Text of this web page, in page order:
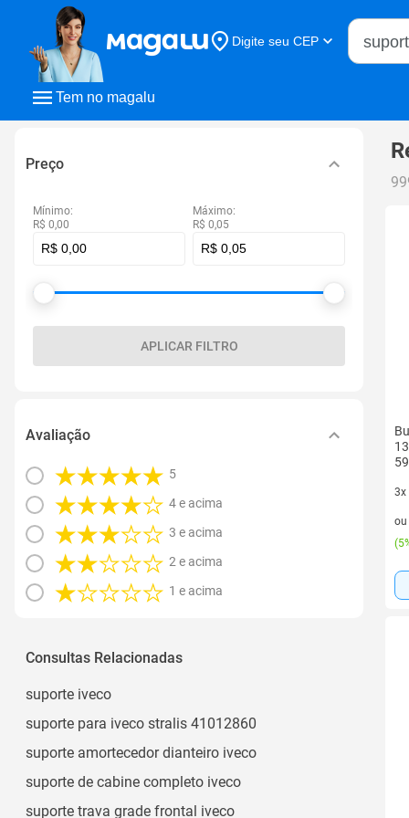
Tem no magalu
Digite seu CEP
Buscar
Preço
Mínimo:
R$ 0,00
Máximo:
R$ 0,05
APLICAR FILTRO
Avaliação
5
4 e acima
3 e acima
2 e acima
1 e acima
Consultas Relacionadas
suporte iveco
suporte para iveco stralis 41012860
suporte amortecedor dianteiro iveco
suporte de cabine completo iveco
suporte trava grade frontal iveco
3x
3
ou
(